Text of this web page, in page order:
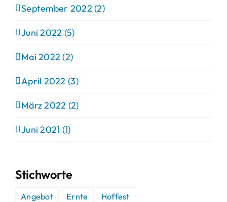
September 2022 (2)
Juni 2022 (5)
Mai 2022 (2)
April 2022 (3)
März 2022 (2)
Juni 2021 (1)
Stichworte
Angebot Ernte
Hoffest